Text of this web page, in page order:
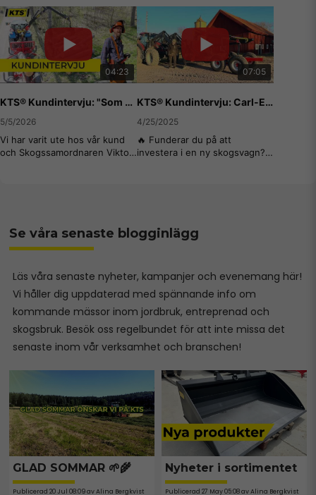
Se våra senaste blogginlägg
Läs våra senaste nyheter, kampanjer och evenemang här!
Vi håller dig uppdaterad med spännande info om
kommande mässor inom jordbruk, entreprenad och
skogsbruk. Besök oss regelbundet för att inte missa det
senaste inom vår verksamhet och branschen!
GLAD SOMMAR 🌱🌾
Publicerad 20 Jul 08:09 av Alina Bergkvist
Nyheter i sortimentet
Publicerad 27 May 05:08 av Alina Bergkvist